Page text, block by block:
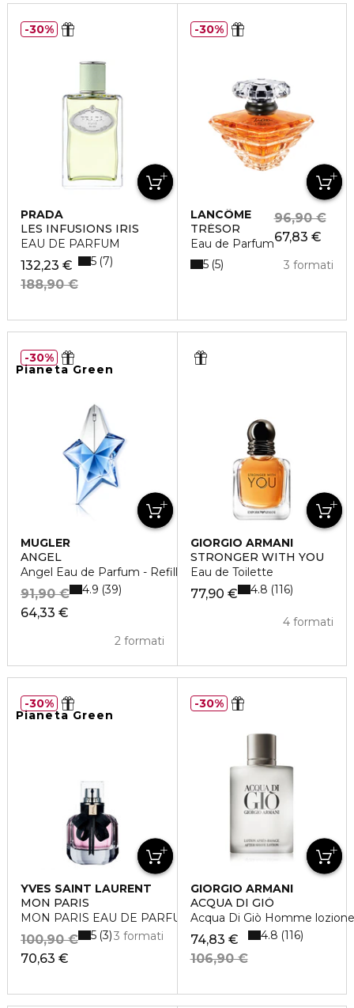
PRADA
LES INFUSIONS IRIS
EAU DE PARFUM
132,23 €
188,90 €
5 7
30%
LANCÔME
TRÉSOR
Eau de Parfum67,83 €
96,90 €
3 formati
5 5
30%
Pianeta Green
MUGLER
ANGEL
Angel Eau de Parfum - Refill
64,33 €
91,90 €
2 formati
4.9 39
30%
GIORGIO ARMANI
STRONGER WITH YOU
Eau de Toilette
77,90 €
4 formati
4.8 116
Pianeta Green
YVES SAINT LAURENT
MON PARIS
MON PARIS EAU DE PARFUM
70,63 €
100,90 € 3 formati
5 3
30%
GIORGIO ARMANI
ACQUA DI GIÒ
Acqua Di Giò Homme
74,83 €
106,90 €
4.8 116
30%